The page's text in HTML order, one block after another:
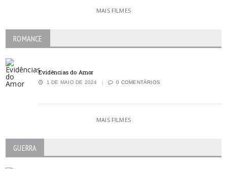
MAIS FILMES
ROMANCE
Evidências do Amor
1 DE MAIO DE 2024 0 COMENTÁRIOS
MAIS FILMES
GUERRA